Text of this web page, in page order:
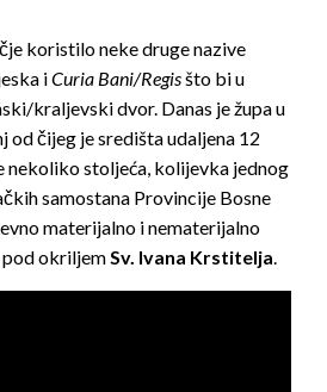
koristilo neke druge nazive
iCuria Bani/Regisšto bi u
kraljevski dvor. Danas je župa u
od čijeg je središta udaljena 12
nekoliko stoljeća, kolijevka jednog
samostana Provincije Bosne
materijalno i nematerijalno
okriljemSv. Ivana Krstitelja.